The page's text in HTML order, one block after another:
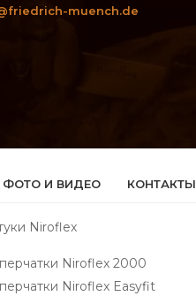
muench.de
ФОТО И ВИДЕО КОНТАКТЫ
Niroflex
Niroflex 2000
Niroflex Easyfit